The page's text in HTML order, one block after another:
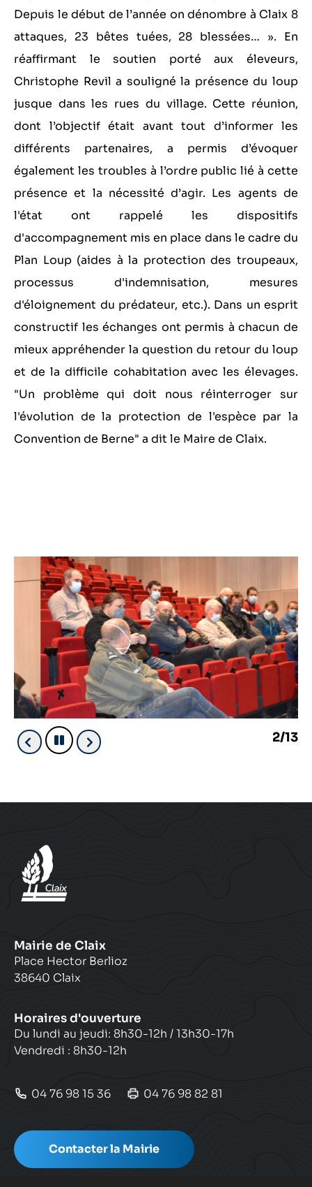
Depuis le début de l’année on dénombre à Claix 8
attaques, 23 bêtes tuées, 28 blessées… ». En
réaffirmant le soutien porté aux éleveurs,
Christophe Revil a souligné la présence du loup
jusque dans les rues du village. Cette réunion,
dont l’objectif était avant tout d’informer les
différents partenaires, a permis d’évoquer
également les troubles à l’ordre public lié à cette
présence et la nécessité d’agir. Les agents de
l'état ont rappelé les dispositifs
d'accompagnement mis en place dans le cadre du
Plan Loup (aides à la protection des troupeaux,
processus d'indemnisation, mesures
d'éloignement du prédateur, etc.). Dans un esprit
constructif les échanges ont permis à chacun de
mieux appréhender la question du retour du loup
et de la difficile cohabitation avec les élevages.
"Un problème qui doit nous réinterroger sur
l'évolution de la protection de l'espèce par la
Convention de Berne" a dit le Maire de Claix.
3/13
Précédent
PauseSuivant
Mairie de Claix
Place Hector Berlioz
38640 Claix
Horaires d'ouverture
Du lundi au jeudi: 8h30-12h / 13h30-17h
Vendredi : 8h30-12h
04 76 98 15 36 04 76 98 82 81
Contacter la Mairie